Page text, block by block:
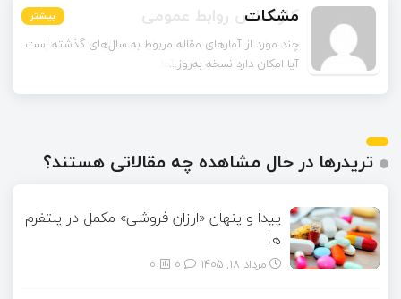
بیشتر مشکات بیشتر
چند مورد از آمارهای مقاله مربوط به سال‌های گذشته است.
آیا امکان دارد نسخه به‌روز...
بیشتر
بیشتر
بیشتر
بیشتر
تریدرها در حال مشاهده چه مقالاتی هستند؟
پیدا و پنهان «ارزان فروشی» مکمل در پلتفرم
ها
مرداد ۱۸, ۱۴۰۵ 0